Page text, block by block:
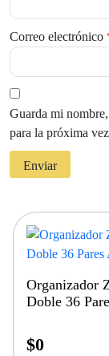
Correo electrónico
Guarda mi
para la próxima
Organizador
Doble 36
$0